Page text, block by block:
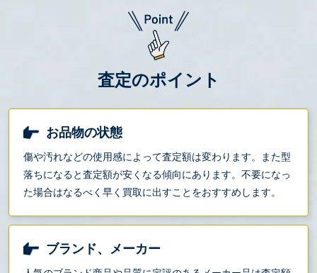
査定のポイント
お品物の状態
傷や汚れなどの使用感によって査定額は変わります。また型
落ちになると査定額が安くなる傾向にあります。不要になっ
た場合はなるべく早く買取に出すことをおすすめします。
ブランド、メーカー